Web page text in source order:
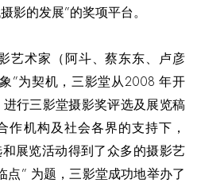
影的发展”的奖项平台。
艺术家（阿斗、蔡东东、卢彦
”为契机，三影堂从2008 年开
行三影堂摄影奖评选及展览稿
作机构及社会各界的支持下，
展览活动得到了众多的摄影艺
点” 为题，三影堂成功地举办了